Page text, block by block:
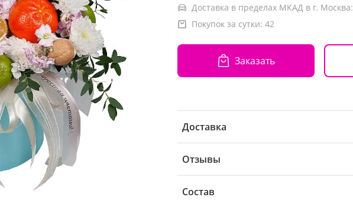
Доставка в пределах МКАД в г. Москва:
Покупок за сутки: 42
Заказать
Доставка
Отзывы
Состав